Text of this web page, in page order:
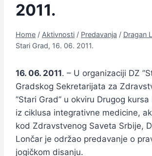
2011.
Home / Aktivnosti / Predavanja / Dragan
Stari Grad, 16. 06. 2011.
16. 06. 2011. – U organizaciji DZ
Gradskog Sekretarijata za
’’Stari Grad’’ u okviru Drugog
iz ciklusa integrativne medicine,
kod Zdravstvenog Saveta Srbije,
Lončar je održao predavanje o
jogičkom disanju.